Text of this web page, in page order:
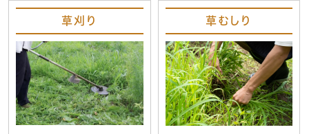
草刈り 草むしり